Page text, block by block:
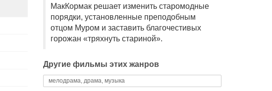
МакКормак решает изменить старомодные
порядки, установленные преподобным
отцом Муром и заставить благочестивых
горожан «тряхнуть стариной».
Другие фильмы этих жанров
мелодрама, драма, музыка